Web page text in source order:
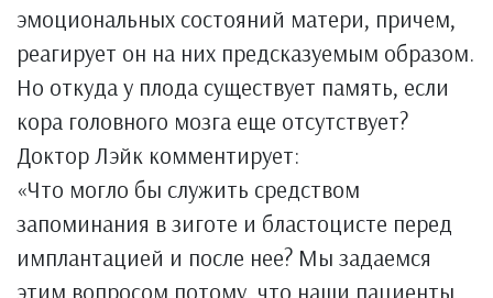
эмоциональных состояний матери, причем,
реагирует он на них предсказуемым образом.
Но откуда у плода существует память, если
кора головного мозга еще отсутствует?
Доктор Лэйк комментирует:
«Что могло бы служить средством
запоминания в зиготе и бластоцисте перед
имплантацией и после нее? Мы задаемся
этим вопросом потому, что наши пациенты